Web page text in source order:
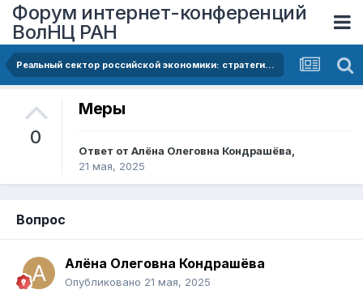
Форум интернет-конференций
ВолНЦ РАН
Реальный сектор российской экономики: стратегические задачи развития до 2030 г. и проблемы функционирования в 2024 г
0
Меры
Ответ от Алёна Олеговна Кондрашёва,
21 мая, 2025
Вопрос
Алёна Олеговна Кондрашёва
Опубликовано 21 мая, 2025